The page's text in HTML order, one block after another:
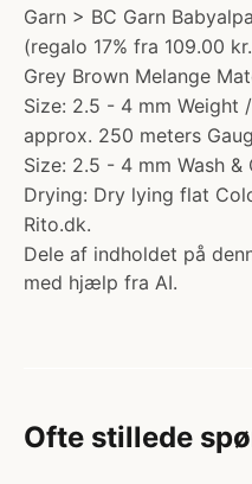
Garn > BC Garn
(regalo 17% fra 109.00
Grey Brown Melange
Size: 2.5 - 4 mm Weight
approx. 250 meters
Size: 2.5 - 4 mm Wash &
Drying: Dry lying flat
Rito.dk.
Dele af indholdet på
med hjælp fra AI.
Ofte stillede